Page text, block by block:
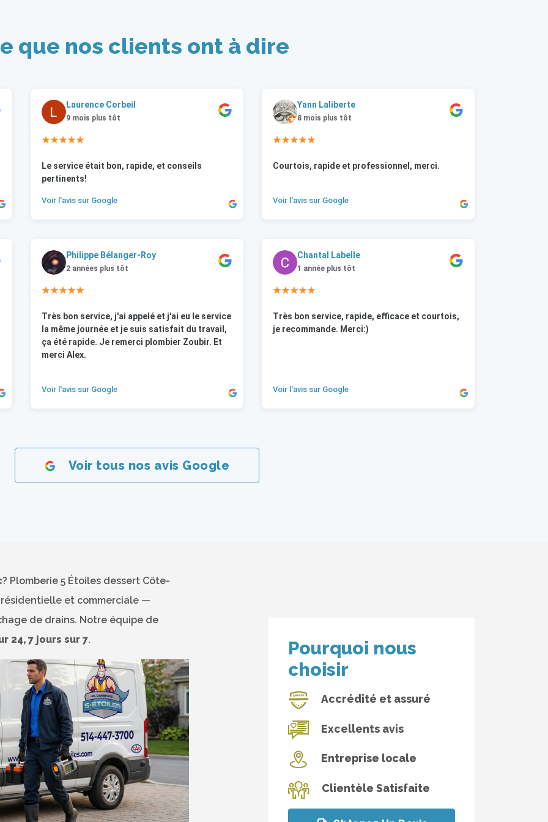
que nos clients ont à dire
Laurence Corbeil
9 mois plus tôt
★★★★★
Le service était bon, rapide, et conseils
pertinents!
Voir l'avis sur Google
Yann Laliberte
8 mois plus tôt
★★★★★
Courtois, rapide et professionnel, merci.
Voir l'avis sur Google
Philippe Bélanger-Roy
2 années plus tôt
★★★★★
Très bon service, j'ai appelé et j'ai eu le service
la même journée et je suis satisfait du travail,
ça été rapide. Je remerci plombier Zoubir. Et
merci Alex.
Voir l'avis sur Google
Chantal Labelle
1 année plus tôt
★★★★★
Très bon service, rapide, efficace et courtois,
je recommande. Merci:)
Voir l'avis sur Google
Voir tous nos avis Google
? Plomberie 5 Étoiles dessert Côte-
et commerciale —
de drains. Notre équipe de
24, 7 jours sur 7.
Pourquoi nous
choisir
Accrédité et assuré
Excellents avis
Entreprise locale
Clientèle Satisfaite